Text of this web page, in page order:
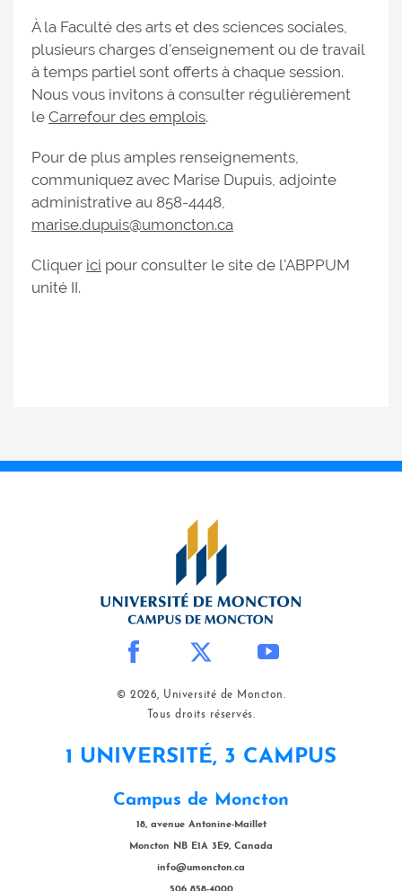
À la Faculté des arts et des sciences sociales,
plusieurs charges d'enseignement ou de travail
à temps partiel sont offerts à chaque session.
Nous vous invitons à consulter régulièrement
le Carrefour des emplois.
Pour de plus amples renseignements,
communiquez avec Marise Dupuis, adjointe
administrative au 858-4448,
marise.dupuis@umoncton.ca
Cliquer ici pour consulter le site de l'ABPPUM
unité II.
© 2026, Université de Moncton.
Tous droits réservés.
1 UNIVERSITÉ, 3 CAMPUS
Campus de Moncton
18, avenue Antonine-Maillet
Moncton NB E1A 3E9, Canada
info@umoncton.ca